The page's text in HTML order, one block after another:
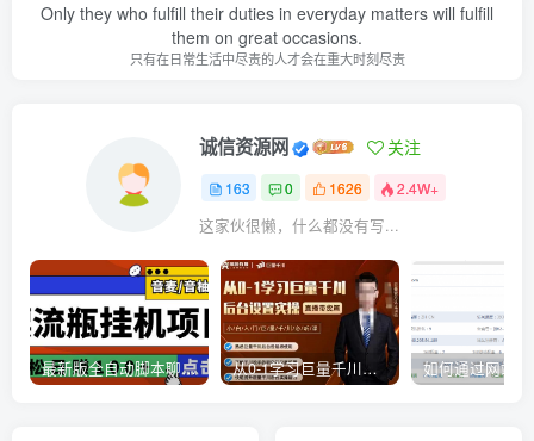
Only they who fulfill their duties in everyday matters will fulfill
them on great occasions.
只有在日常生活中尽责的人才会在重大时刻尽责
诚信资源网 关注
163 0 1626 2.4W+
这家伙很懒，什么都没有写...
最新版全自动脚本聊天挂机漂流瓶项目，单窗口稳定每天收益100+ 从0-1学习巨量千川，后台设置实操，直播带货篇，新手小白入门千川必听课